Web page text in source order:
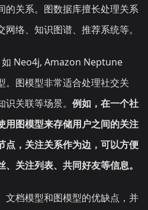
的关系。图数据库擅长处理关系
络、知识图谱、推荐系统等。
如 Neo4j, Amazon Neptune
。图模型非常适合处理社交关
关联等场景。 例如，在一个社
用图模型来存储用户之间的关注
点，关注关系作为边，可以方便
关注列表、共同好友等信息。
文档模型和图模型的优缺点，并